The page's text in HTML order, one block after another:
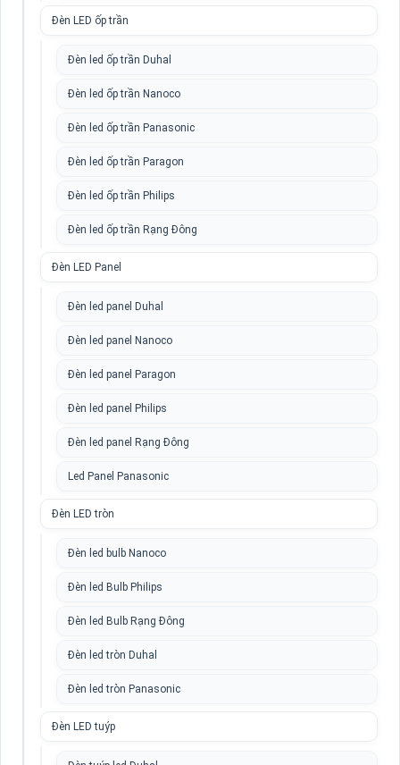
Đèn LED ốp trần
Đèn led ốp trần Duhal
Đèn led ốp trần Nanoco
Đèn led ốp trần Panasonic
Đèn led ốp trần Paragon
Đèn led ốp trần Philips
Đèn led ốp trần Rạng Đông
Đèn LED Panel
Đèn led panel Duhal
Đèn led panel Nanoco
Đèn led panel Paragon
Đèn led panel Philips
Đèn led panel Rạng Đông
Led Panel Panasonic
Đèn LED tròn
Đèn led bulb Nanoco
Đèn led Bulb Philips
Đèn led Bulb Rạng Đông
Đèn led tròn Duhal
Đèn led tròn Panasonic
Đèn LED tuýp